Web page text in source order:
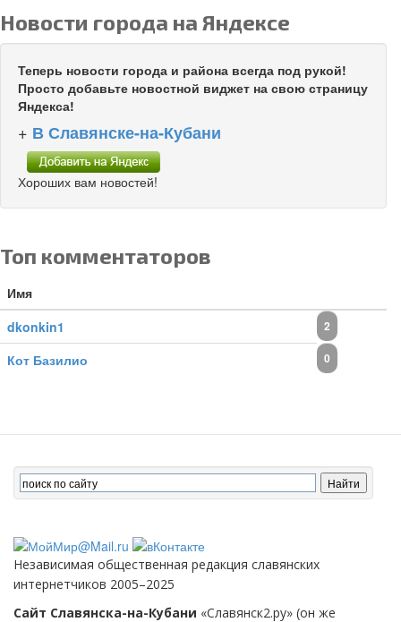
Новости города на Яндексе
Теперь новости города и района всегда под рукой!
Просто добавьте новостной виджет на свою страницу
Яндекса!
+ В Славянске-на-Кубани
Хороших вам новостей!
Топ комментаторов
Имя
dkonkin1
2
Кот Базилио 0
Независимая общественная редакция славянских
интернетчиков 2005–2025
Сайт Славянска-на-Кубани «Славянск2.ру» (он же